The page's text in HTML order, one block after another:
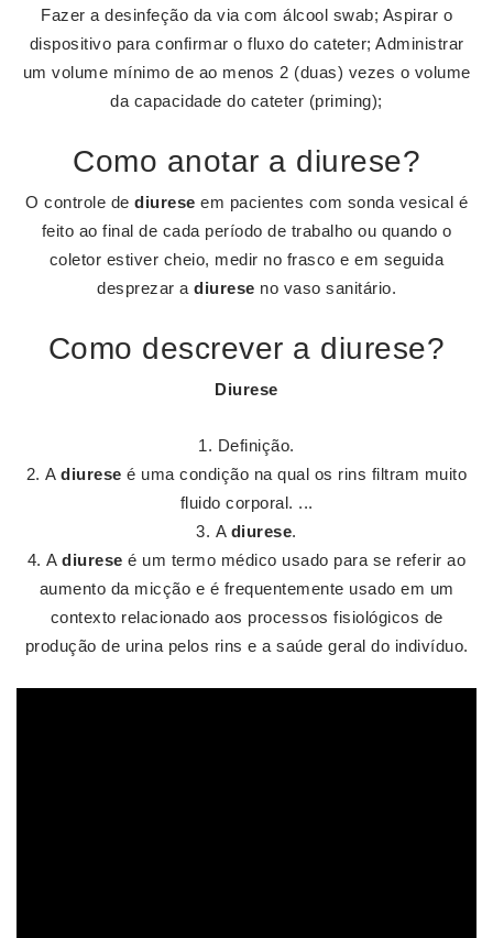
Fazer a desinfeção da via com álcool swab; Aspirar o
dispositivo para confirmar o fluxo do cateter; Administrar
um volume mínimo de ao menos 2 (duas) vezes o volume
da capacidade do cateter (priming);
Como anotar a diurese?
O controle de diurese em pacientes com sonda vesical é
feito ao final de cada período de trabalho ou quando o
coletor estiver cheio, medir no frasco e em seguida
desprezar a diurese no vaso sanitário.
Como descrever a diurese?
Diurese
Definição.
Adiurese é uma condição na qual os rins filtram muito
fluido corporal. ...
A diurese.
Adiurese é um termo médico usado para se referir ao
aumento da micção e é frequentemente usado em um
contexto relacionado aos processos fisiológicos de
produção de urina pelos rins e a saúde geral do indivíduo.